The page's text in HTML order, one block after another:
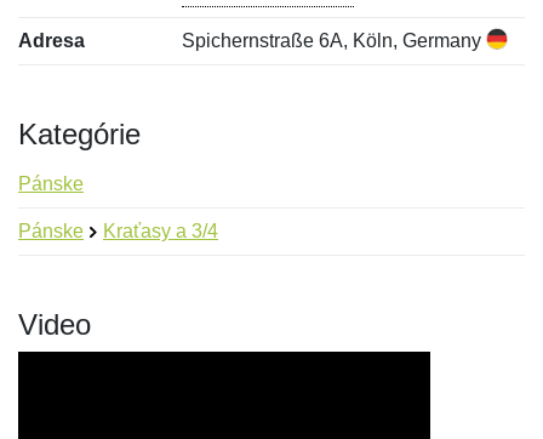
Adresa Spichernstraße 6A, Köln, Germany
Kategórie
Pánske
Pánske Kraťasy a 3/4
Video